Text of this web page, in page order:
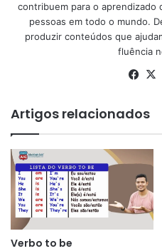
contribuem para o aprendizado
pessoas em todo o mundo.
produzir conteúdos que
fluência
Artigos relacionados
Verbo to be